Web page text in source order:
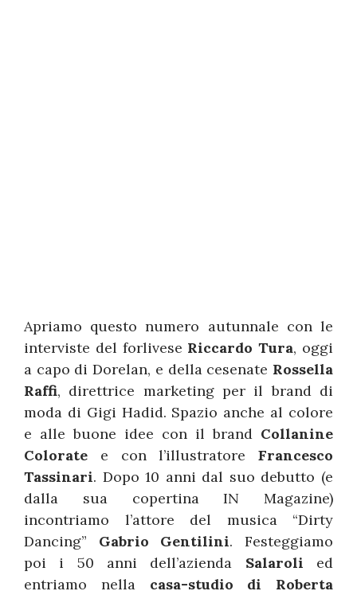
Apriamo questo numero autunnale con le
interviste del forlivese Riccardo Tura, oggi
a capo di Dorelan, e della cesenate Rossella
Raffi, direttrice marketing per il brand di
moda di Gigi Hadid. Spazio anche al colore
e alle buone idee con il brand Collanine
Colorate e con l’illustratore Francesco
Tassinari. Dopo 10 anni dal suo debutto (e
dalla sua copertina IN Magazine)
incontriamo l’attore del musica “Dirty
Dancing” Gabrio Gentilini. Festeggiamo
poi i 50 anni dell’azienda Salaroli ed
entriamo nella casa-studio di Roberta